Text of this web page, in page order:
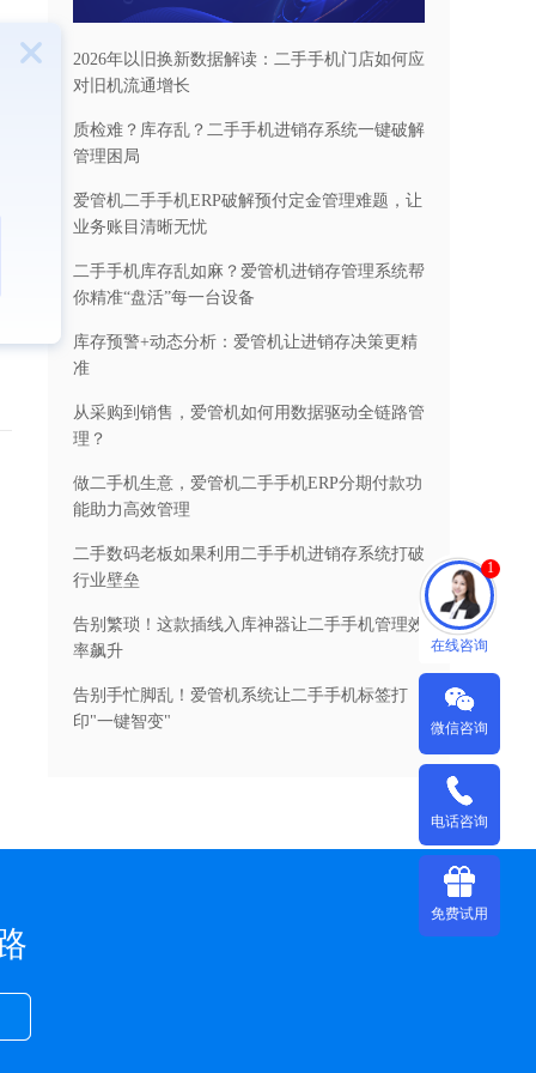
1
在线咨询
微信咨询
电话咨询
免费试用
2026年以旧换新数据解读：二手手机门店如何应
对旧机流通增长
质检难？库存乱？二手手机进销存系统一键破解
管理困局
爱管机二手手机ERP破解预付定金管理难题，让
业务账目清晰无忧
二手手机库存乱如麻？爱管机进销存管理系统帮
你精准“盘活”每一台设备
库存预警+动态分析：爱管机让进销存决策更精
准
从采购到销售，爱管机如何用数据驱动全链路管
理？
做二手机生意，爱管机二手手机ERP分期付款功
能助力高效管理
二手数码老板如果利用二手手机进销存系统打破
行业壁垒
告别繁琐！这款插线入库神器让二手手机管理效
率飙升
告别手忙脚乱！爱管机系统让二手手机标签打
印"一键智变"